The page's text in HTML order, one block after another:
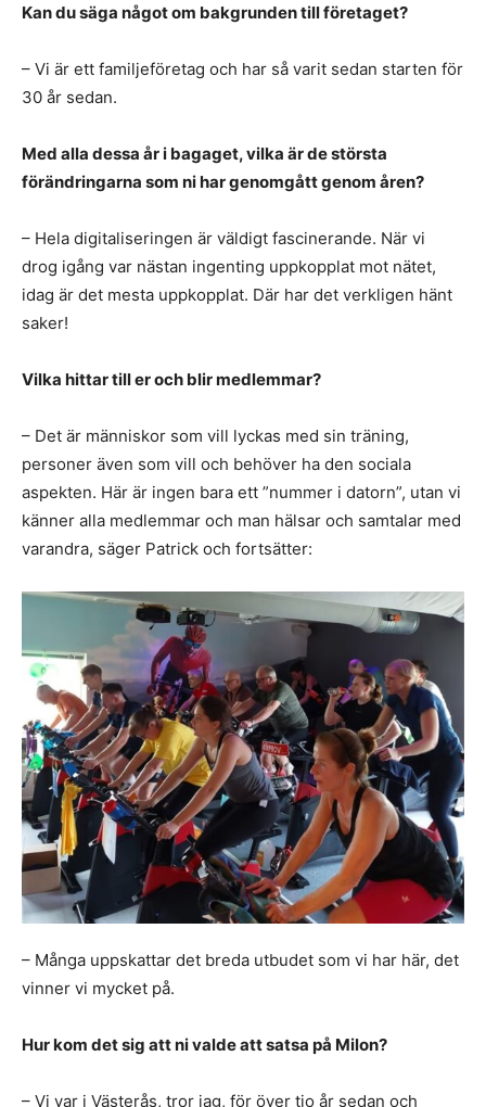
Kan du säga något om bakgrunden till företaget?
– Vi är ett familjeföretag och har så varit sedan starten för
30 år sedan.
Med alla dessa år i bagaget, vilka är de största
förändringarna som ni har genomgått genom åren?
– Hela digitaliseringen är väldigt fascinerande. När vi
drog igång var nästan ingenting uppkopplat mot nätet,
idag är det mesta uppkopplat. Där har det verkligen hänt
saker!
Vilka hittar till er och blir medlemmar?
– Det är människor som vill lyckas med sin träning,
personer även som vill och behöver ha den sociala
aspekten. Här är ingen bara ett ”nummer i datorn”, utan vi
känner alla medlemmar och man hälsar och samtalar med
varandra, säger Patrick och fortsätter:
– Många uppskattar det breda utbudet som vi har här, det
vinner vi mycket på.
Hur kom det sig att ni valde att satsa på Milon?
– Vi var i Västerås, tror jag, för över tio år sedan och